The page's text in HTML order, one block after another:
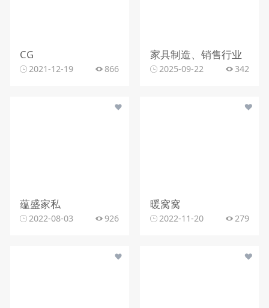
CG
2021-12-19 866
家具制造、销售行业
2025-09-22 342
蕴盛家私
2022-08-03 926
暖窝窝
2022-11-20 279